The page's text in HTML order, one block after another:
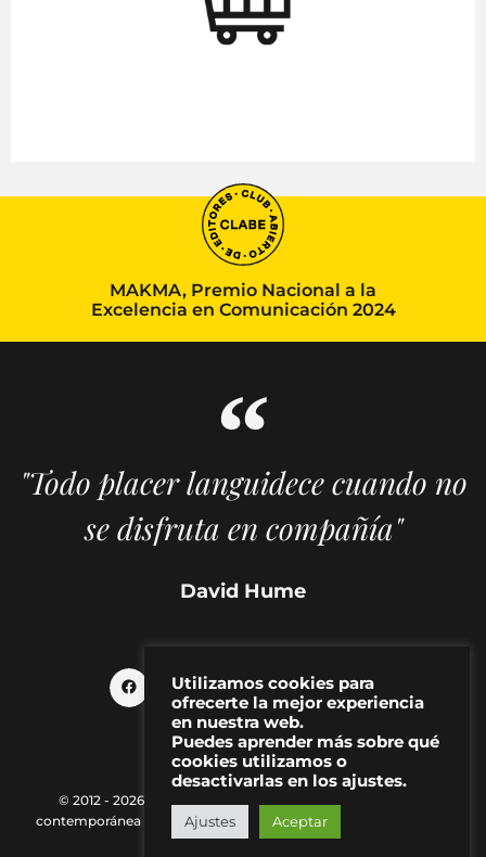
MAKMA, Premio Nacional a la
Excelencia en Comunicación 2024
"Todo placer languidece cuando no
se disfruta en compañía"
David Hume
© 2012 - 2026 MAKMA | Revista de artes visuales y cultura
contemporánea |
Política de Privacidad|Aviso Legal
Utilizamos cookies para
ofrecerte la mejor experiencia
en nuestra web.
Puedes aprender más sobre qué
cookies utilizamos o
desactivarlas en los ajustes.
Ajustes Aceptar